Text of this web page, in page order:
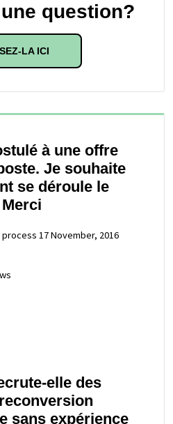
question?
LA ICI
à une offre
Je souhaite
se déroule le
process 17 November, 2016
elle des
sans expérience